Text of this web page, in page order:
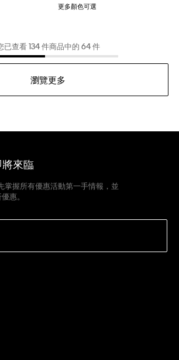
更多顏色可選
已查看 134 件商品中的 64 件
瀏覽更多
來臨
掌握所有優惠活動第一手情報，並
惠。